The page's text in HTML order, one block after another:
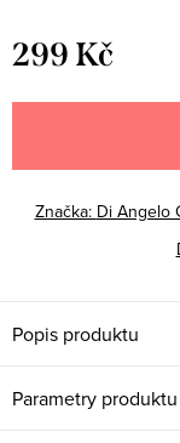
299 Kč
cena:
Značka: Di Angelo
Popis produktu
Parametry produktu